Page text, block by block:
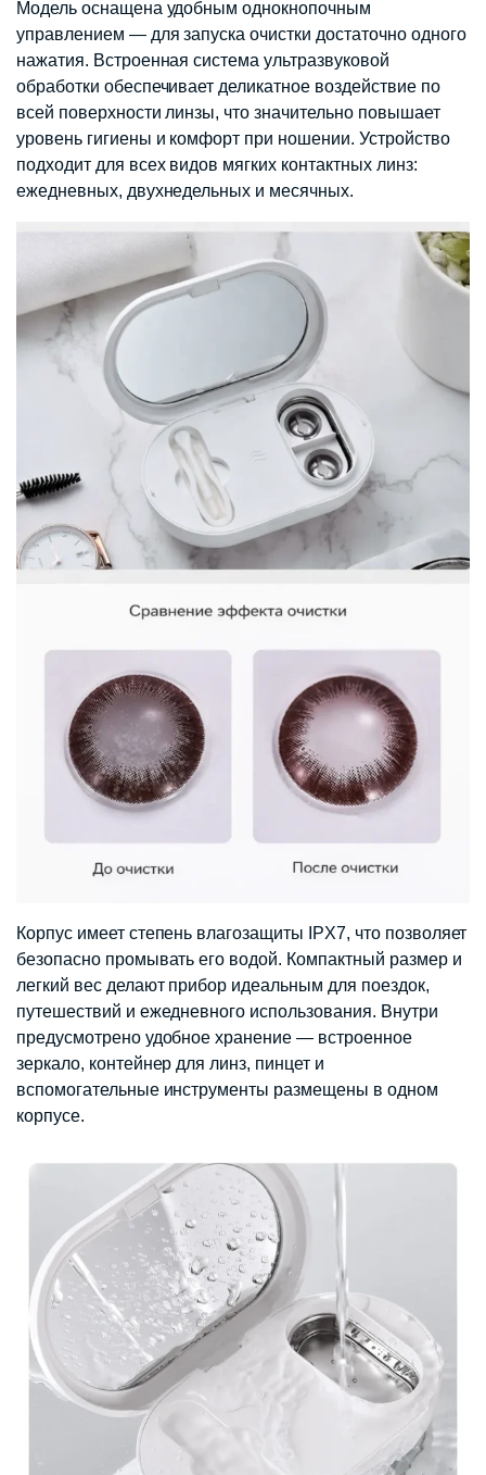
Модель оснащена удобным однокнопочным
управлением — для запуска очистки достаточно одного
нажатия. Встроенная система ультразвуковой
обработки обеспечивает деликатное воздействие по
всей поверхности линзы, что значительно повышает
уровень гигиены и комфорт при ношении. Устройство
подходит для всех видов мягких контактных линз:
ежедневных, двухнедельных и месячных.
Корпус имеет степень влагозащиты IPX7, что позволяет
безопасно промывать его водой. Компактный размер и
легкий вес делают прибор идеальным для поездок,
путешествий и ежедневного использования. Внутри
предусмотрено удобное хранение — встроенное
зеркало, контейнер для линз, пинцет и
вспомогательные инструменты размещены в одном
корпусе.